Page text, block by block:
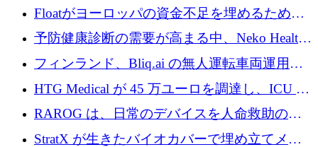
が世界をリードしようとしている
Floatがヨーロッパの資金不足を埋めるために
シリーズAで450万ユーロを調達
予防健康診断の需要が高まる中、Neko Health
が 7 億ドルを調達
フィンランド、Bliq.ai の無人運転車両運用を
認可
HTG Medical が 45 万ユーロを調達し、ICU の
尿モニタリングを自動化するための MDR 認
証を獲得
RAROG は、日常のデバイスを人命救助の救
助ビーコンに変えるために 16 万 2,000 ユーロ
StratX が生きたバイオカバーで埋め立てメタ